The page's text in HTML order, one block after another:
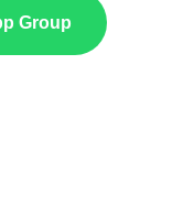
Group